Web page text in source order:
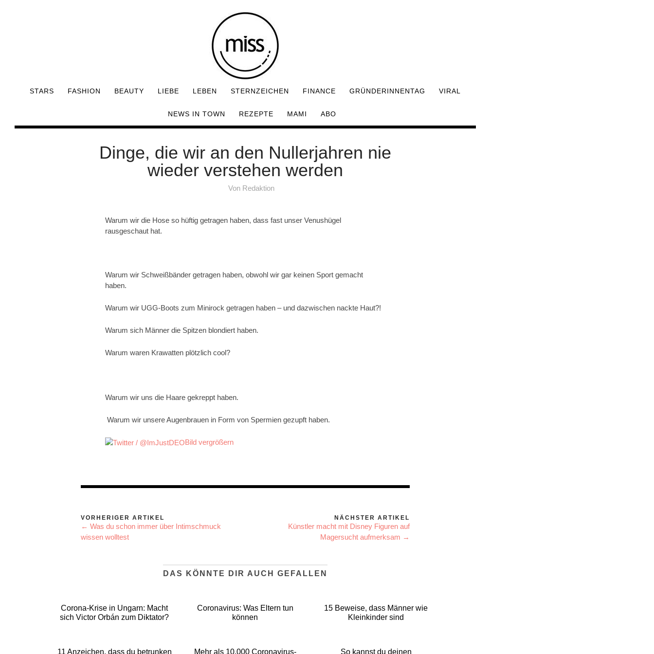
STARS FASHION BEAUTY LIEBE LEBEN STERNZEICHEN FINANCE GRÜNDERINNENTAG VIRAL
NEWS IN TOWN REZEPTE MAMI ABO
Dinge, die wir an den Nullerjahren nie
wieder verstehen werden
Von Redaktion
Warum wir die Hose so hüftig getragen haben, dass fast unser Venushügel
rausgeschaut hat.
Warum wir Schweißbänder getragen haben, obwohl wir gar keinen Sport gemacht
haben.
Warum wir UGG-Boots zum Minirock getragen haben – und dazwischen nackte Haut?!
Warum sich Männer die Spitzen blondiert haben.
Warum waren Krawatten plötzlich cool?
Warum wir uns die Haare gekreppt haben.
Warum wir unsere Augenbrauen in Form von Spermien gezupft haben.
Bild vergrößern
VORHERIGER ARTIKEL
← Was du schon immer über Intimschmuck
wissen wolltest
NÄCHSTER ARTIKEL
Künstler macht mit Disney Figuren auf
Magersucht aufmerksam →
DAS KÖNNTE DIR AUCH GEFALLEN
Corona-Krise in Ungarn: Macht
sich Victor Orbán zum Diktator?
Coronavirus: Was Eltern tun
können
15 Beweise, dass Männer wie
Kleinkinder sind
11 Anzeichen, dass du betrunken
Mehr als 10.000 Coronavirus-
So kannst du deinen